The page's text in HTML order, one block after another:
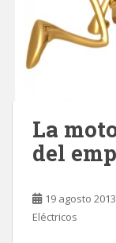
La
del
19 agosto 2013
Eléctricos